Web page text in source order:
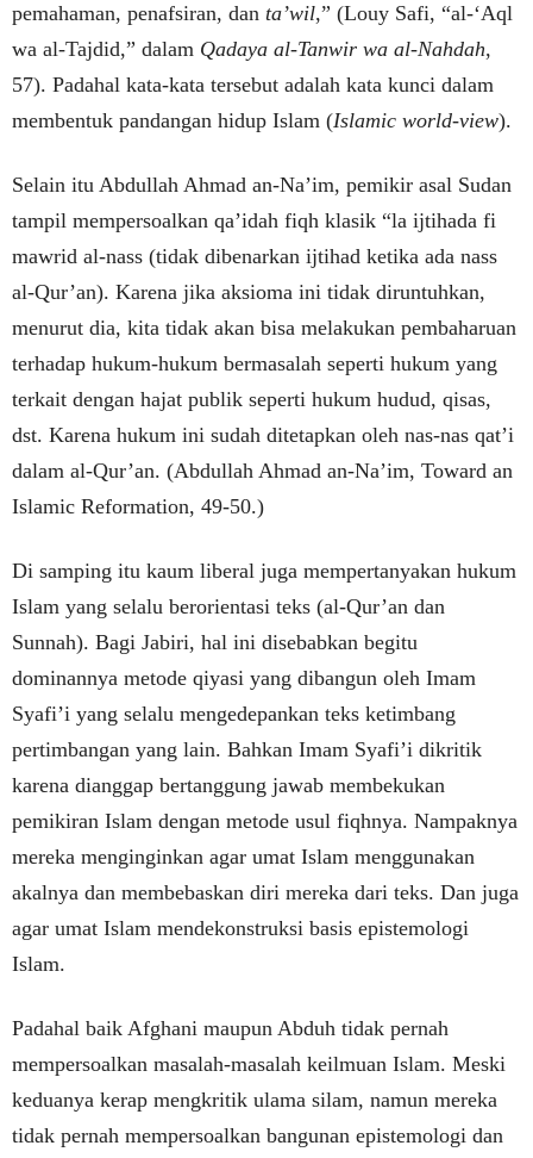
pemahaman, penafsiran, dan ta’wil,” (Louy Safi, “al-‘Aql
wa al-Tajdid,” dalam Qadaya al-Tanwir wa al-Nahdah,
57). Padahal kata-kata tersebut adalah kata kunci dalam
membentuk pandangan hidup Islam (Islamic world-view).
Selain itu Abdullah Ahmad an-Na’im, pemikir asal Sudan
tampil mempersoalkan qa’idah fiqh klasik “la ijtihada fi
mawrid al-nass (tidak dibenarkan ijtihad ketika ada nass
al-Qur’an). Karena jika aksioma ini tidak diruntuhkan,
menurut dia, kita tidak akan bisa melakukan pembaharuan
terhadap hukum-hukum bermasalah seperti hukum yang
terkait dengan hajat publik seperti hukum hudud, qisas,
dst. Karena hukum ini sudah ditetapkan oleh nas-nas qat’i
dalam al-Qur’an. (Abdullah Ahmad an-Na’im, Toward an
Islamic Reformation, 49-50.)
Di samping itu kaum liberal juga mempertanyakan hukum
Islam yang selalu berorientasi teks (al-Qur’an dan
Sunnah). Bagi Jabiri, hal ini disebabkan begitu
dominannya metode qiyasi yang dibangun oleh Imam
Syafi’i yang selalu mengedepankan teks ketimbang
pertimbangan yang lain. Bahkan Imam Syafi’i dikritik
karena dianggap bertanggung jawab membekukan
pemikiran Islam dengan metode usul fiqhnya. Nampaknya
mereka menginginkan agar umat Islam menggunakan
akalnya dan membebaskan diri mereka dari teks. Dan juga
agar umat Islam mendekonstruksi basis epistemologi
Islam.
Padahal baik Afghani maupun Abduh tidak pernah
mempersoalkan masalah-masalah keilmuan Islam. Meski
keduanya kerap mengkritik ulama silam, namun mereka
tidak pernah mempersoalkan bangunan epistemologi dan